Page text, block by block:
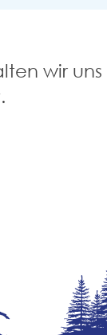
wir